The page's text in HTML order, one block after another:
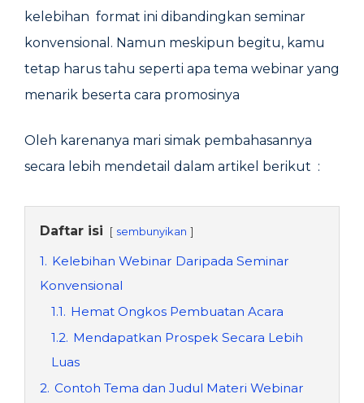
kelebihan format ini dibandingkan seminar
konvensional. Namun meskipun begitu, kamu
tetap harus tahu seperti apa tema webinar yang
menarik beserta cara promosinya
Oleh karenanya mari simak pembahasannya
secara lebih mendetail dalam artikel berikut :
Daftar isi sembunyikan
1. Kelebihan Webinar Daripada Seminar
Konvensional
1.1. Hemat Ongkos Pembuatan Acara
1.2. Mendapatkan Prospek Secara Lebih
Luas
2. Contoh Tema dan Judul Materi Webinar